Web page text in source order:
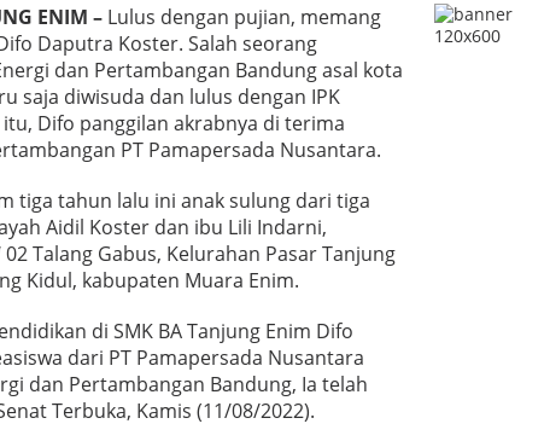
ENIM –Lulus dengan pujian, memang
Daputra Koster. Salah seorang
dan Pertambangan Bandung asal kota
saja diwisuda dan lulus dengan IPK
Difo panggilan akrabnya di terima
PT Pamapersada Nusantara.
tiga tahun lalu ini anak sulung dari tiga
Aidil Koster dan ibu Lili Indarni,
02 Talang Gabus, Kelurahan Pasar Tanjung
Kidul, kabupaten Muara Enim.
di SMK BA Tanjung Enim Difo
dari PT Pamapersada Nusantara
dan Pertambangan Bandung, Ia telah
Terbuka, Kamis (11/08/2022).